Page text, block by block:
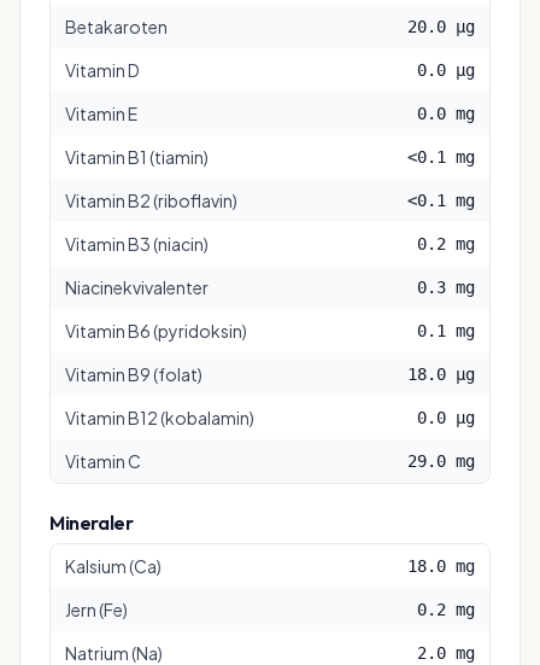
Betakaroten 20.0 µg
Vitamin D 0.0 µg
Vitamin E 0.0 mg
Vitamin B1 (tiamin) <0.1 mg
Vitamin B2 (riboflavin) <0.1 mg
Vitamin B3 (niacin) 0.2 mg
Niacinekvivalenter 0.3 mg
Vitamin B6 (pyridoksin) 0.1 mg
Vitamin B9 (folat) 18.0 µg
Vitamin B12 (kobalamin) 0.0 µg
Vitamin C 29.0 mg
Mineraler
Kalsium (Ca) 18.0 mg
Jern (Fe) 0.2 mg
Natrium (Na) 2.0 mg